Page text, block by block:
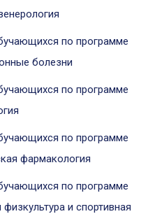
по программе
болезни
по программе
по программе
фармакология
по программе
и спортивная